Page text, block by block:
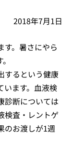
2018年7月1日
す。暑さにやら
するという健康
います。血液検
診断については
検査・レントゲ
のお渡しが1週